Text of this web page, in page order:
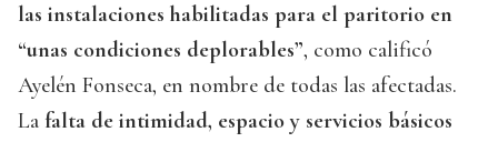
las instalaciones habilitadas para el paritorio en
“unas condiciones deplorables”, como calificó
Ayelén Fonseca, en nombre de todas las afectadas.
La falta de intimidad, espacio y servicios básicos